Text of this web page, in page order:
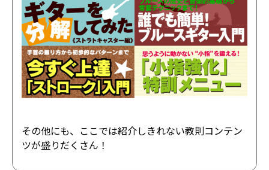
その他にも、ここでは紹介しきれない教則コンテン
ツが盛りだくさん！